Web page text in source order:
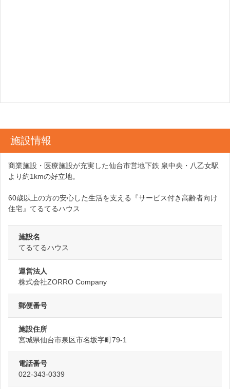
施設情報
商業施設・医療施設が充実した仙台市営地下鉄 泉中央・八乙女駅
より約1kmの好立地。
60歳以上の方の安心した生活を支える『サービス付き高齢者向け
住宅』てるてるハウス
施設名
てるてるハウス
運営法人
株式会社ZORRO Company
郵便番号
施設住所
宮城県仙台市泉区市名坂字町79-1
電話番号
022-343-0339